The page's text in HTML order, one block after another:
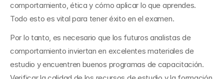
comportamiento, ética y cómo aplicar lo que aprendes.
Todo esto es vital para tener éxito en el examen.
Por lo tanto, es necesario que los futuros analistas de
comportamiento inviertan en excelentes materiales de
estudio y encuentren buenos programas de capacitación.